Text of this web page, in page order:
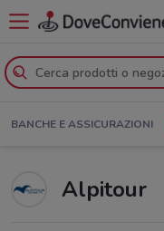
BANCHE E ASSICURAZIONI
Alpitour